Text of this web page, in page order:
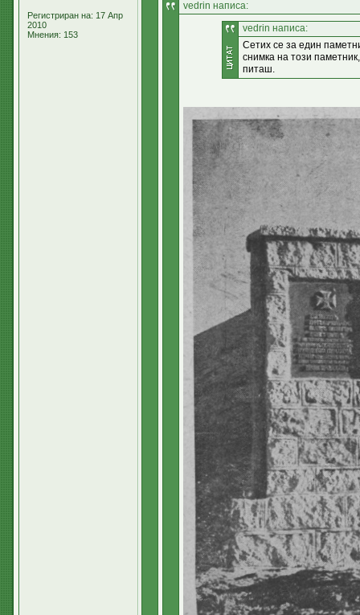
Регистриран на: 17 Апр
2010
Мнения: 153
vedrin написа:
vedrin написа:
Сетих се за един
снимка на този
питаш.